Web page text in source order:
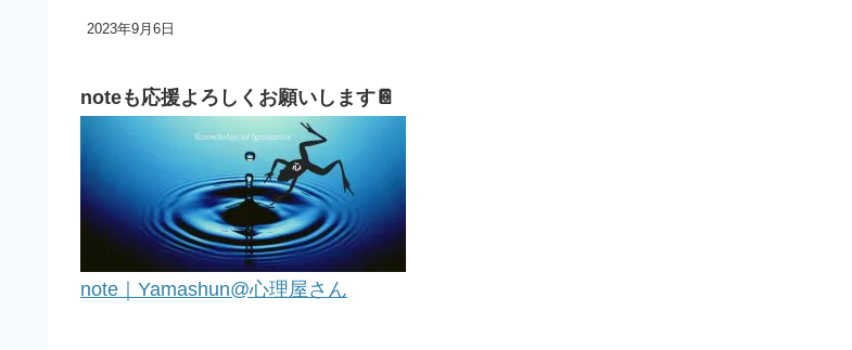
2023年9月6日
noteも応援よろしくお願いします📔
note｜Yamashun@心理屋さん